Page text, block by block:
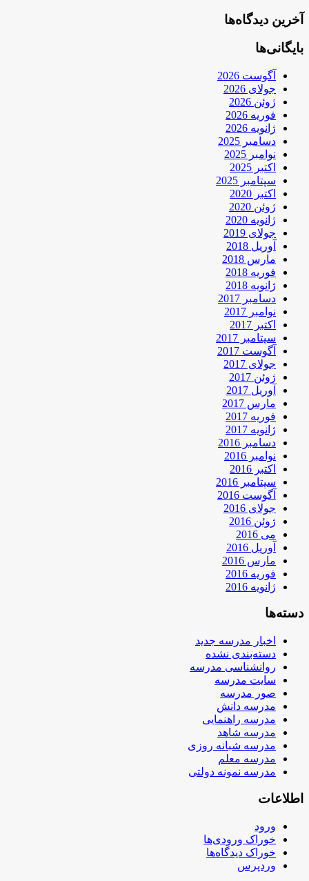
آخرین دیدگاه‌ها
بایگانی‌ها
آگوست 2026
جولای 2026
ژوئن 2026
فوریه 2026
ژانویه 2026
دسامبر 2025
نوامبر 2025
اکتبر 2025
سپتامبر 2025
اکتبر 2020
ژوئن 2020
ژانویه 2020
جولای 2019
آوریل 2018
مارس 2018
فوریه 2018
ژانویه 2018
دسامبر 2017
نوامبر 2017
اکتبر 2017
سپتامبر 2017
آگوست 2017
جولای 2017
ژوئن 2017
آوریل 2017
مارس 2017
فوریه 2017
ژانویه 2017
دسامبر 2016
نوامبر 2016
اکتبر 2016
سپتامبر 2016
آگوست 2016
جولای 2016
ژوئن 2016
می 2016
آوریل 2016
مارس 2016
فوریه 2016
ژانویه 2016
دسته‌ها
اخبار مدرسه جدید
دسته‌بندی نشده
روانشناسی مدرسه
سایت مدرسه
صور مدرسه
مدرسه دانش
مدرسه راهنمایی
مدرسه شاهد
مدرسه شبانه روزی
مدرسه معلم
مدرسه نمونه دولتی
اطلاعات
ورود
خوراک ورودی‌ها
خوراک دیدگاه‌ها
وردپرس